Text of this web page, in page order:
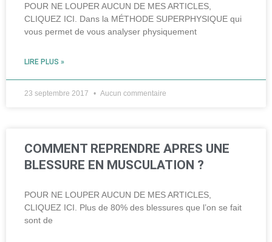
POUR NE LOUPER AUCUN DE MES ARTICLES,
CLIQUEZ ICI. Dans la MÉTHODE SUPERPHYSIQUE qui
vous permet de vous analyser physiquement
LIRE PLUS »
23 septembre 2017 Aucun commentaire
COMMENT REPRENDRE APRES UNE
BLESSURE EN MUSCULATION ?
POUR NE LOUPER AUCUN DE MES ARTICLES,
CLIQUEZ ICI. Plus de 80% des blessures que l’on se fait
sont de